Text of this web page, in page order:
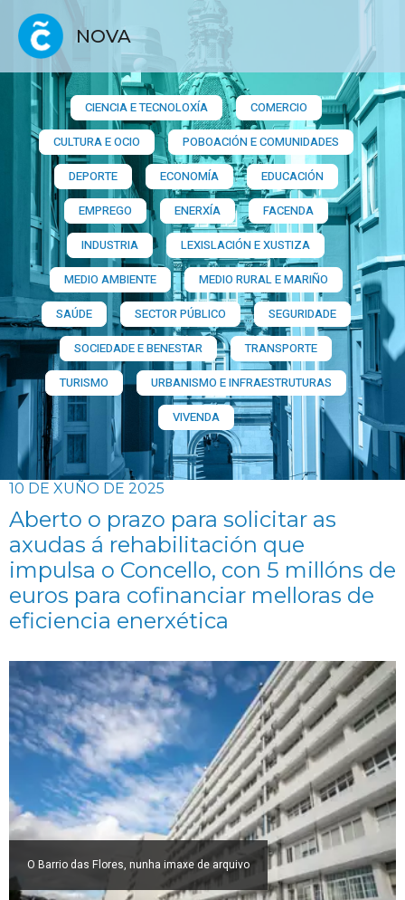
NOVA
CIENCIA E TECNOLOXÍA
COMERCIO
CULTURA E OCIO
POBOACIÓN E COMUNIDADES
DEPORTE
ECONOMÍA
EDUCACIÓN
EMPREGO
ENERXÍA
FACENDA
INDUSTRIA
LEXISLACIÓN E XUSTIZA
MEDIO AMBIENTE
MEDIO RURAL E MARIÑO
SAÚDE
SECTOR PÚBLICO
SEGURIDADE
SOCIEDADE E BENESTAR
TRANSPORTE
TURISMO
URBANISMO E INFRAESTRUTURAS
VIVENDA
10 DE XUÑO DE 2025
Aberto o prazo para solicitar as
axudas á rehabilitación que
impulsa o Concello, con 5 millóns de
euros para cofinanciar melloras de
eficiencia enerxética
O Barrio das Flores, nunha imaxe de arquivo